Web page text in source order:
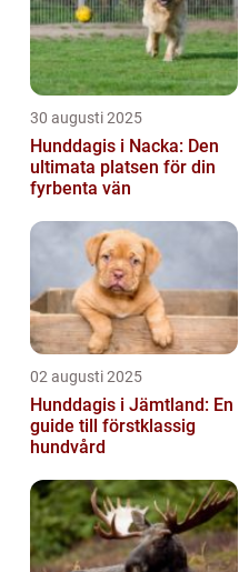
30 augusti 2025
Hunddagis i Nacka: Den
ultimata platsen för din
fyrbenta vän
02 augusti 2025
Hunddagis i Jämtland: En
guide till förstklassig
hundvård